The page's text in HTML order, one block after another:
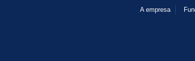
A empresa